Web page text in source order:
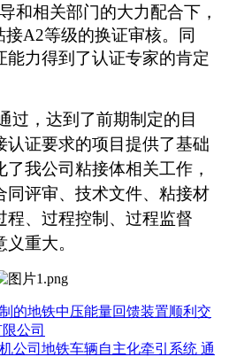
和相关部门的大力配合下，
接A2等级的换证审核。同
能力得到了认证专家的肯定
，达到了前期制定的目
认证要求的项目提供了基础
我公司粘接体相关工作，
同评审、技术文件、粘接材
程、过程控制、过程监督
重大。
的地铁中压能量回馈装置顺利交
公司
公司地铁车辆自主化牵引系统 通